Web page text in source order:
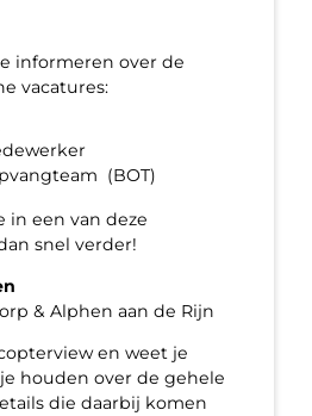
informeren over de
vacatures:
(BOT)
in een van deze
snel verder!
& Alphen aan de Rijn
en weet je
houden over de gehele
die daarbij komen